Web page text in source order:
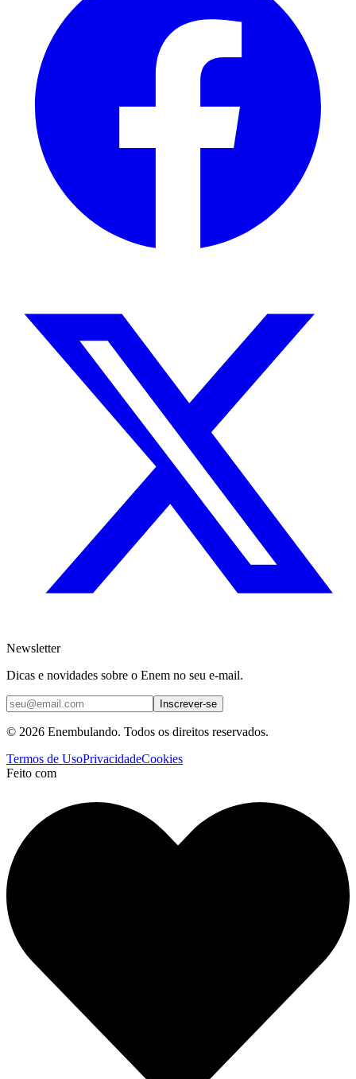
Newsletter
Dicas e novidades sobre o Enem no seu e-mail.
Inscrever-se
© 2026 Enembulando. Todos os direitos reservados.
Termos de UsoPrivacidadeCookies
Feito com